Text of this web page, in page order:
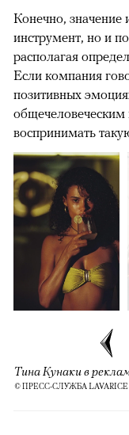
Конечно, значение
инструмент, но и
располагая
Если компания
позитивных
общечеловеческим
воспринимать
Тина Кунаки в
© ПРЕСС-СЛУЖБА LAVARICE